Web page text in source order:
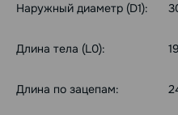
Наружный диаметр (D1):
Длина тела (L0):
Длина по зацепам: